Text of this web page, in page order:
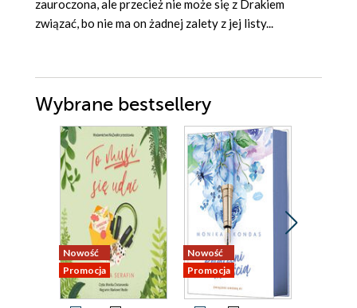
zauroczona, ale przecież nie może się z Drakiem
związać, bo nie ma on żadnej zalety z jej listy...
Wybrane bestsellery
Nowość
Promocja
Nowość
Promocja